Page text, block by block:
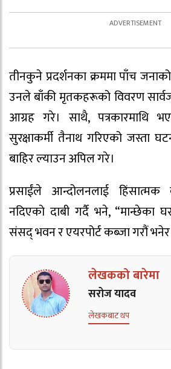
तीनकुने प्रदर्शनका क्रममा पाँच
उनले बाँकी मृतकहरूको विवरण
आग्रह गरे। साथै, पत्रकारमाथि
सुरक्षाकर्मी तैनाथ गरिएको जस्ता
बाहिर ल्याउन अपिल गरे।
प्रसाईंले आन्दोलनलाई
नदिएको दाबी गर्दै भने, “मान्छेका
संसद् भवन र एयरपोर्ट कब्जा गरौं
लेखकको बारेमा
सरोज यादव
लेखकबाट थप